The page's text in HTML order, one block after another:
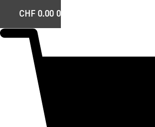
CHF 0.00 0